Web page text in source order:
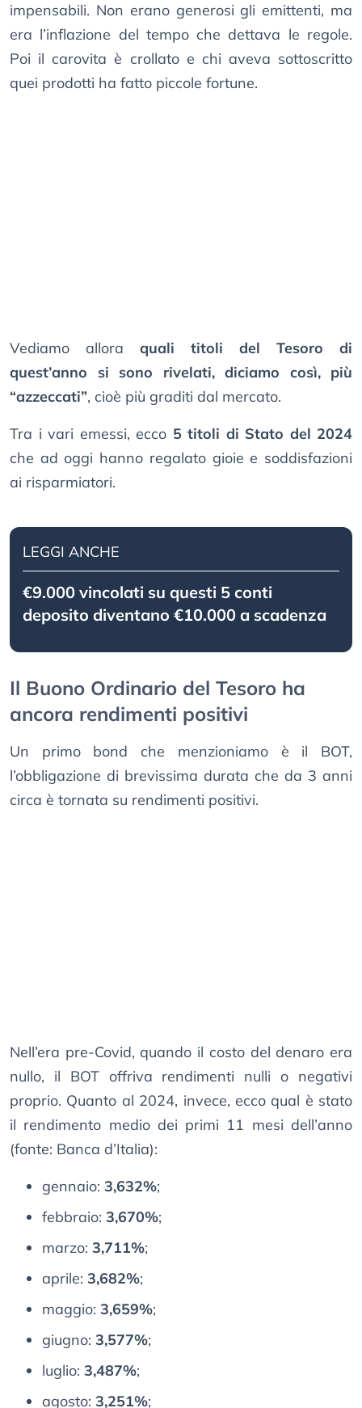
impensabili. Non erano generosi gli emittenti, ma
era l’inflazione del tempo che dettava le regole.
Poi il carovita è crollato e chi aveva sottoscritto
quei prodotti ha fatto piccole fortune.
Vediamo allora quali titoli del Tesoro di
quest’anno si sono rivelati, diciamo così, più
“azzeccati”, cioè più graditi dal mercato.
Tra i vari emessi, ecco 5 titoli di Stato del 2024
che ad oggi hanno regalato gioie e soddisfazioni
ai risparmiatori.
LEGGI ANCHE
€9.000 vincolati su questi 5 conti
deposito diventano €10.000 a scadenza
Il Buono Ordinario del Tesoro ha
ancora rendimenti positivi
Un primo bond che menzioniamo è il BOT,
l’obbligazione di brevissima durata che da 3 anni
circa è tornata su rendimenti positivi.
Nell’era pre-Covid, quando il costo del denaro era
nullo, il BOT offriva rendimenti nulli o negativi
proprio. Quanto al 2024, invece, ecco qual è stato
il rendimento medio dei primi 11 mesi dell’anno
(fonte: Banca d’Italia):
gennaio: 3,632%;
febbraio: 3,670%;
marzo: 3,711%;
aprile: 3,682%;
maggio: 3,659%;
giugno: 3,577%;
luglio: 3,487%;
agosto: 3,251%;